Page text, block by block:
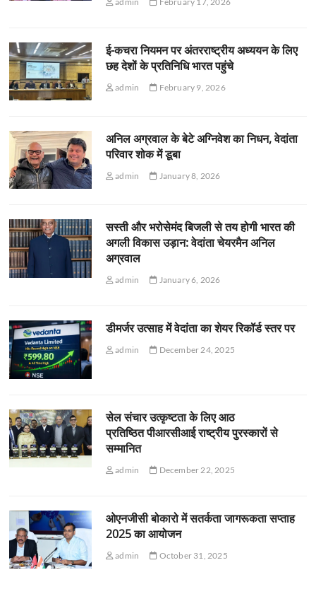
ई-कचरा नियमन पर अंतरराष्ट्रीय अध्ययन के लिए
छह देशों के प्रतिनिधि भारत पहुंचे
admin February 9, 2026
अनिल अग्रवाल के बेटे अग्निवेश का निधन, वेदांता
परिवार शोक में डूबा
admin January 8, 2026
सस्ती और भरोसेमंद बिजली से तय होगी भारत की
अगली विकास उड़ान: वेदांता चेयरमैन अनिल
अग्रवाल
admin January 6, 2026
डीमर्जर उत्साह में वेदांता का शेयर रिकॉर्ड स्तर पर
admin December 24, 2025
सेल संचार उत्कृष्टता के लिए आठ
प्रतिष्ठित पीआरसीआई राष्ट्रीय पुरस्कारों से
सम्मानित
admin December 22, 2025
ओएनजीसी बोकारो में सतर्कता जागरूकता सप्ताह
2025 का आयोजन
admin October 31, 2025